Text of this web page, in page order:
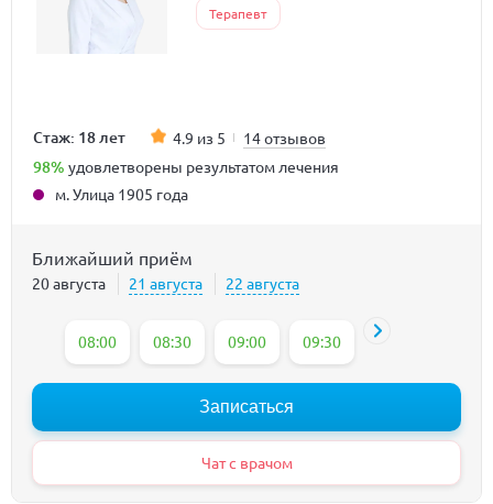
Терапевт
Стаж: 18 лет 4.9 из 5 14 отзывов
98% удовлетворены результатом лечения
м. Улица 1905 года
Ближайший приём
20 августа 21 августа 22 августа
08:00 08:30 09:00 09:30 10:00
Записаться
Чат с врачом